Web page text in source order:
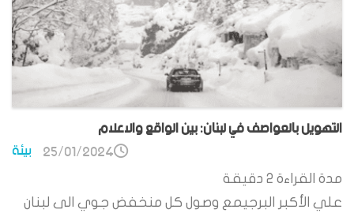
التهويل بالعواصف في لبنان: بين الواقع والاعلام
بيئة 25/01/2024
مدة القراءة 2 دقيقة
علي الأكبر البرجيمع وصول كل منخفض جوي الى لبنان